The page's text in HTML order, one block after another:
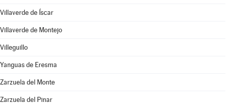
Villaverde de Íscar
Villaverde de Montejo
Villeguillo
Yanguas de Eresma
Zarzuela del Monte
Zarzuela del Pinar